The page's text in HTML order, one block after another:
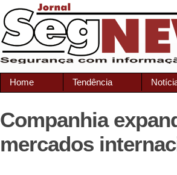
Home Tendência
Companhia
mercados